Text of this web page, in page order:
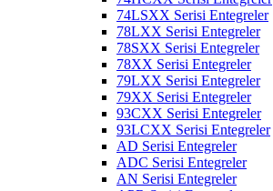
74LSXX Serisi Entegreler
78LXX Serisi Entegreler
78SXX Serisi Entegreler
78XX Serisi Entegreler
79LXX Serisi Entegreler
79XX Serisi Entegreler
93CXX Serisi Entegreler
93LCXX Serisi Entegreler
AD Serisi Entegreler
ADC Serisi Entegreler
AN Serisi Entegreler